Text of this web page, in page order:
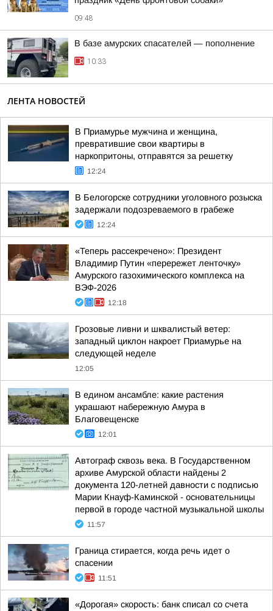
09:48
В базе амурских спасателей — пополнение
10:33
ЛЕНТА НОВОСТЕЙ
В Приамурье мужчина и женщина,
превратившие свои квартиры в
наркопритоны, отправятся за решетку
12:24
В Белогорске сотрудники уголовного розыска
задержали подозреваемого в грабеже
12:24
«Теперь рассекречено»: Президент
Владимир Путин «перережет ленточку»
Амурского газохимического комплекса на
ВЭФ-2026
12:18
Грозовые ливни и шквалистый ветер:
западный циклон накроет Приамурье на
следующей неделе
12:05
В едином ансамбле: какие растения
украшают набережную Амура в
Благовещенске
12:01
Автограф сквозь века. В Государственном
архиве Амурской области найдены 2
документа 120-летней давности с подписью
Марии Кнауф-Каминской - основательницы
первой в городе частной музыкальной школы
11:57
Граница стирается, когда речь идет о
спасении
11:51
«Дорогая» скорость: банк списал со счета